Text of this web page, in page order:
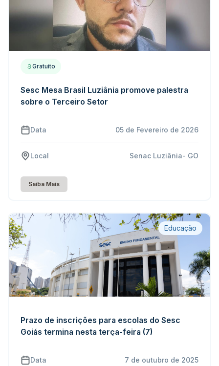
Gratuito
Sesc Mesa Brasil Luziânia promove palestra
sobre o Terceiro Setor
Data 05 de Fevereiro de 2026
Local Senac Luziânia- GO
Saiba Mais
Educação
Prazo de inscrições para escolas do Sesc
Goiás termina nesta terça-feira (7)
Data 7 de outubro de 2025